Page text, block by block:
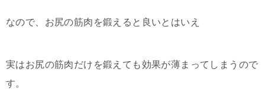
なので、お尻の筋肉を鍛えると良いとはいえ
実はお尻の筋肉だけを鍛えても効果が薄まってしまうので
す。